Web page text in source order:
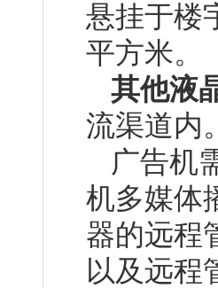
悬挂于楼
平方米。
其他液
流渠道内
广告机
机多媒体
器的远程
以及远程